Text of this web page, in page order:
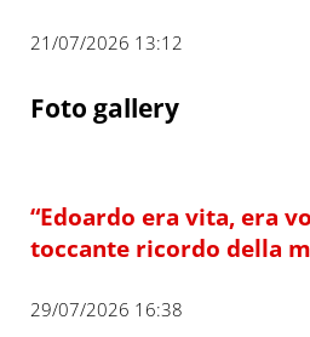
21/07/2026 13:12
Foto gallery
“Edoardo era vita, era
toccante ricordo della
29/07/2026 16:38